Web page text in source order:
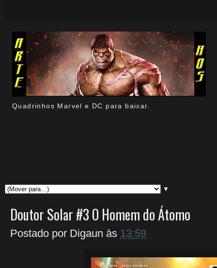
Quadrinhos Marvel e DC para baixar.
▼
Doutor Solar #3 O Homem do Átomo
Postado por Digaun às 13:59